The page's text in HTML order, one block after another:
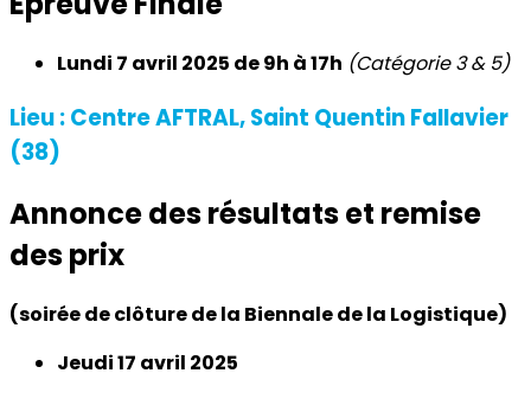
Lundi 7 avril 2025 de 9h à 17h (Catégorie 3 & 5)
Lieu : Centre AFTRAL, Saint Quentin Fallavier
(38)
Annonce des résultats et remise
des prix
(soirée de clôture de la Biennale de la Logistique)
Jeudi 17 avril 2025